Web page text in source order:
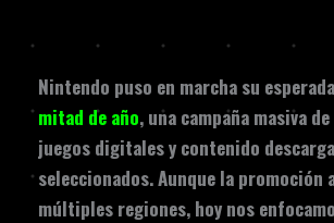
Nintendo puso en marcha su esperada
mitad de año, una campaña masiva
juegos digitales y contenido
seleccionados. Aunque la promoción
múltiples regiones, hoy nos